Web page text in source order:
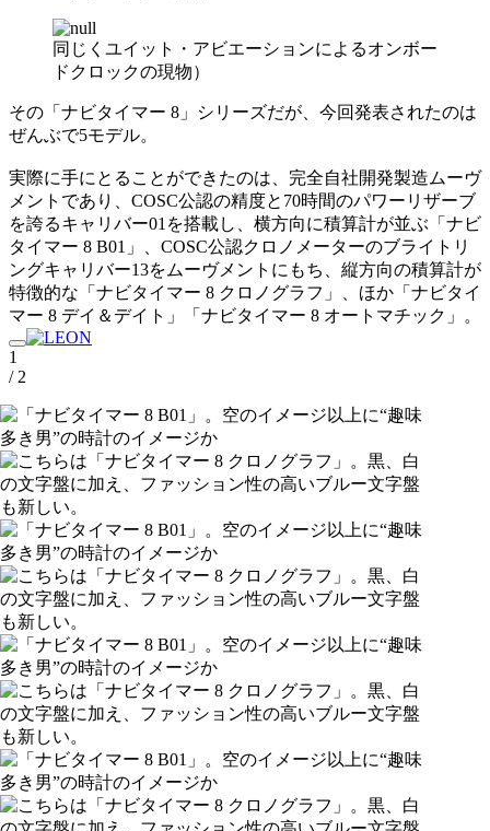
同じくユイット・アビエーションによるオンボー
ドクロックの現物）
その「ナビタイマー 8」シリーズだが、今回発表されたのは
ぜんぶで5モデル。
実際に手にとることができたのは、完全自社開発製造ムーヴ
メントであり、COSC公認の精度と70時間のパワーリザーブ
を誇るキャリバー01を搭載し、横方向に積算計が並ぶ「ナビ
タイマー 8 B01」、COSC公認クロノメーターのブライトリ
ングキャリバー13をムーヴメントにもち、縦方向の積算計が
特徴的な「ナビタイマー 8 クロノグラフ」、ほか「ナビタイ
マー 8 デイ＆デイト」「ナビタイマー 8 オートマチック」。
1
/ 2